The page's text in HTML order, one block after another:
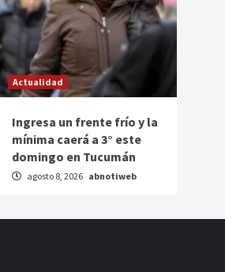
Actualidad
Ingresa un frente frío y la
mínima caerá a 3° este
domingo en Tucumán
agosto 8, 2026 abnotiweb